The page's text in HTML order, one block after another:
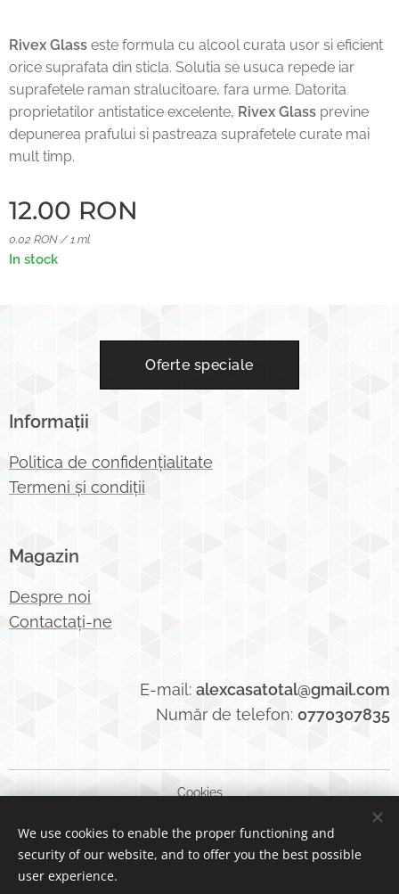
Rivex Glass este formula cu alcool curata usor si eficient
orice suprafata din sticla. Solutia se usuca repede iar
suprafetele raman stralucitoare, fara urme. Datorita
proprietatilor antistatice excelente, Rivex Glass previne
depunerea prafului si pastreaza suprafetele curate mai
mult timp.
12.00 RON
0.02 RON / 1 ml
In stock
Oferte speciale
Informații
Politica de confidențialitate
Termeni și condiții
Magazin
Despre noi
Contactați-ne
E-mail: alexcasatotal@gmail.com
Număr de telefon: 0770307835
Cookies
Languages
Română
English
We use cookies to enable the proper functioning and
security of our website, and to offer you the best possible
user experience.